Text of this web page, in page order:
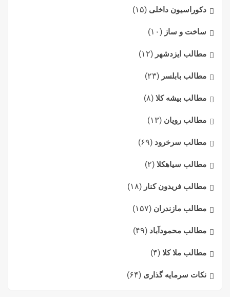
دکوراسیون داخلی (۱۵)
ساخت و ساز (۱۰)
مطالب ایزدشهر (۱۲)
مطالب بابلسر (۲۳)
مطالب بیشه کلا (۸)
مطالب رویان (۱۳)
مطالب سرخرود (۶۹)
مطالب سیاهکلا (۲)
مطالب فریدون کنار (۱۸)
مطالب مازندران (۱۵۷)
مطالب محمودآباد (۴۹)
مطالب ملا کلا (۴)
نکات سرمایه گذاری (۶۴)